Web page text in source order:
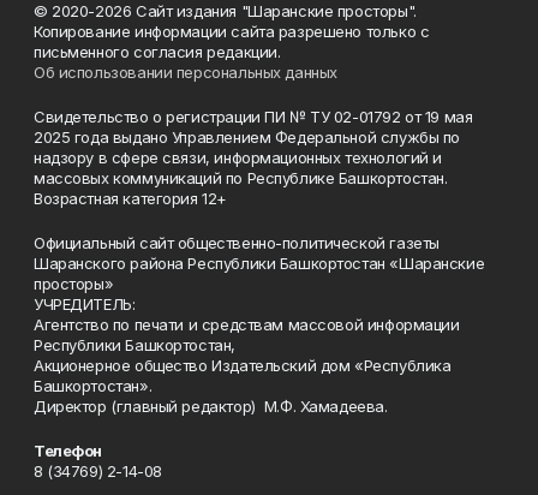
© 2020-2026 Сайт издания "Шаранские просторы".
Копирование информации сайта разрешено только с
письменного согласия редакции.
Об использовании персональных данных
Свидетельство о регистрации ПИ № ТУ 02-01792 от 19 мая
2025 года выдано Управлением Федеральной службы по
надзору в сфере связи, информационных технологий и
массовых коммуникаций по Республике Башкортостан.
Возрастная категория 12+
Официальный сайт общественно-политической газеты
Шаранского района Республики Башкортостан «Шаранские
просторы»
УЧРЕДИТЕЛЬ:
Агентство по печати и средствам массовой информации
Республики Башкортостан,
Акционерное общество Издательский дом «Республика
Башкортостан».
Директор (главный редактор) М.Ф. Хамадеева.
Телефон
8 (34769) 2-14-08